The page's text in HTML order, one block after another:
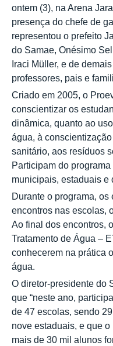
ontem (3), na Arena
presença do chefe de
representou o prefeito
do Samae, Onésimo
Iraci Müller, e de
professores, pais e
Criado em 2005, o
conscientizar os
dinâmica, quanto ao
água, à
sanitário, aos resíduos
Participam do
municipais, estaduais e
Durante o programa,
encontros nas escolas,
Ao final dos encontros,
Tratamento de Água –
conhecerem na prática
água.
O diretor-presidente do
que “neste ano,
de 47 escolas, sendo
nove estaduais, e que
mais de 30 mil alunos